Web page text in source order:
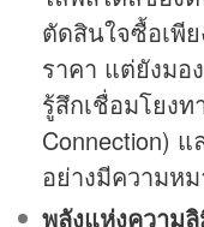
ตัดสินใจซื้อเพี
ราคา แต่ยังมอ
รู้สึกเชื่อมโยง
Connection)
อย่างมีความหม
พลังแห่งความ